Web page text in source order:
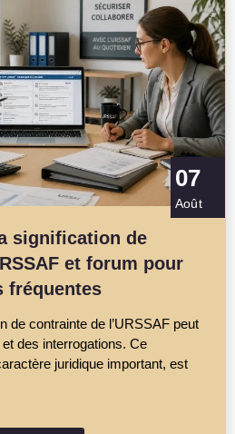
07
Août
signification de
et forum pour
fréquentes
de contrainte de l’URSSAF peut
des interrogations. Ce
juridique important, est